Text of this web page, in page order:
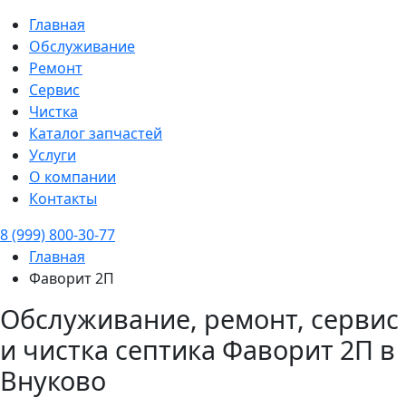
Главная
Обслуживание
Ремонт
Сервис
Чистка
Каталог запчастей
Услуги
О компании
Контакты
8 (999) 800-30-77
Главная
Фаворит 2П
Обслуживание, ремонт, сервис
и чистка септика Фаворит 2П в
Внуково